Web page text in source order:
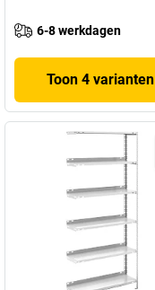
6-8 werkdagen
Toon 4 varianten